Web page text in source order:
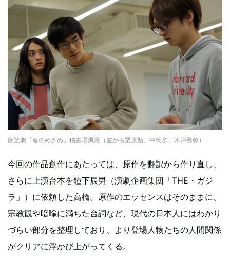
朗読劇『春のめざめ』稽古場風景（左から栗原類、中島歩、木戸邑弥）
今回の作品創作にあたっては、原作を翻訳から作り直し、
さらに上演台本を鐘下辰男（演劇企画集団「THE・ガジ
ラ」）に依頼した高橋。原作のエッセンスはそのままに、
宗教観や暗喩に満ちた台詞など、現代の日本人にはわかり
づらい部分を整理しており、より登場人物たちの人間関係
がクリアに浮かび上がってくる。